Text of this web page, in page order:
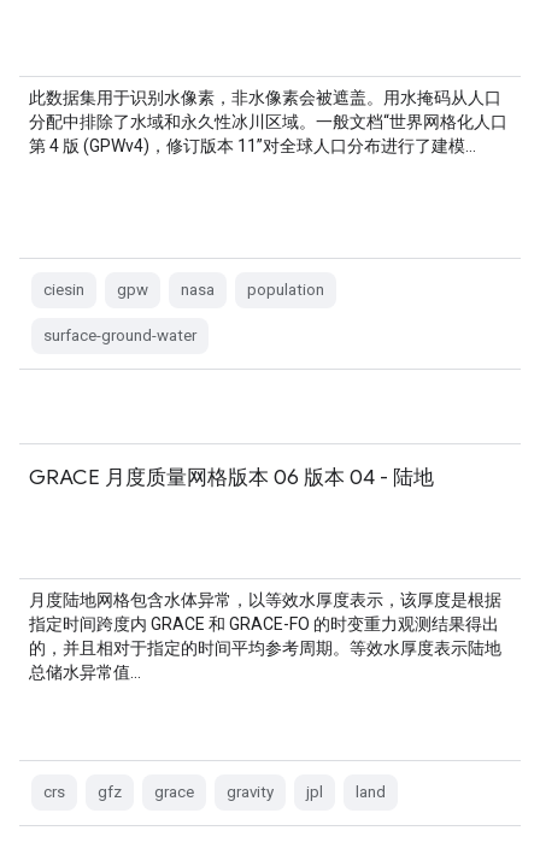
此数据集用于识别水像素，非水像素会被遮盖。用水掩码从人口
分配中排除了水域和永久性冰川区域。一般文档“世界网格化人口
第 4 版 (GPWv4)，修订版本 11”对全球人口分布进行了建模…
ciesin gpw nasa population
surface-ground-water
GRACE 月度质量网格版本 06 版本 04 - 陆地
月度陆地网格包含水体异常，以等效水厚度表示，该厚度是根据
指定时间跨度内 GRACE 和 GRACE-FO 的时变重力观测结果得出
的，并且相对于指定的时间平均参考周期。等效水厚度表示陆地
总储水异常值…
crs gfz grace gravity jpl land